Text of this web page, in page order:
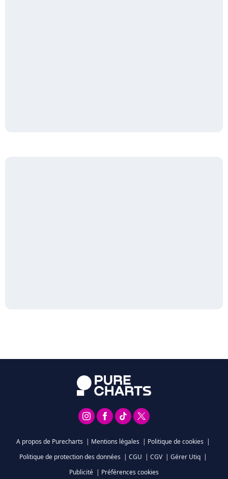
A propos de Purecharts | Mentions légales | Politique de cookies |
Politique de protection des données | CGU | CGV | Gérer Utiq |
Publicité | Préférences cookies